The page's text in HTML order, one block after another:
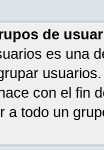
de
es una
con el fin
a todo un